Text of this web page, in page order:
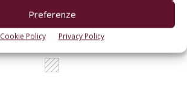
Preferenze
Cookie Policy Privacy Policy